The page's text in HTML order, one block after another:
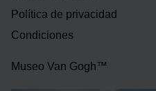
Política de privacidad
Condiciones
Museo Van Gogh™